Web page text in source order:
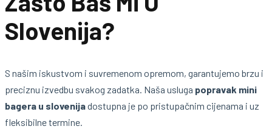
Slovenija?
S našim iskustvom i suvremenom opremom, garantujemo brzu i
preciznu izvedbu svakog zadatka. Naša usluga popravak mini
bagera u slovenijadostupna je po pristupačnim cijenama i uz
fleksibilne termine.